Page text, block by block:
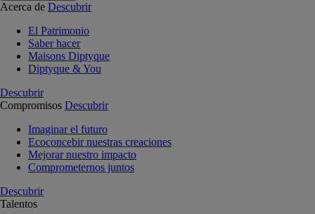
Acerca de Descubrir
El Patrimonio
Saber hacer
Maisons Diptyque
Diptyque & You
Descubrir
Compromisos Descubrir
Imaginar el futuro
Ecoconcebir nuestras creaciones
Mejorar nuestro impacto
Comprometernos juntos
Descubrir
Talentos